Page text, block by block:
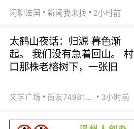
闲聊法国 新闻我来找 2小时前
太鹤山夜话：归源 暮色渐
起。 我们没有急着回山。 村
口那株老榕树下，一张旧
文学广场 街友74981146 3小时前